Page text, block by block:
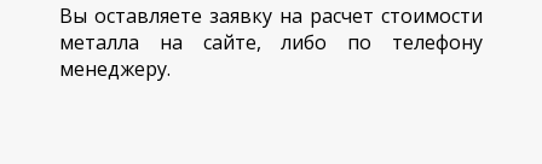
Вы оставляете заявку на расчет стоимости
металла на сайте, либо по телефону
менеджеру.